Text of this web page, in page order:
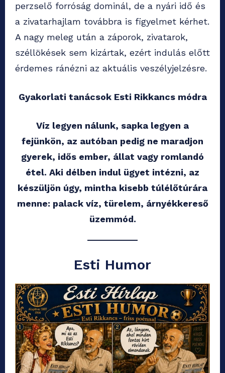
perzselő forróság dominál, de a nyári idő és
a zivatarhajlam továbbra is figyelmet kérhet.
A nagy meleg után a záporok, zivatarok,
széllökések sem kizártak, ezért indulás előtt
érdemes ránézni az aktuális veszélyjelzésre.
Gyakorlati tanácsok Esti Rikkancs módra
Víz legyen nálunk, sapka legyen a
fejünkön, az autóban pedig ne maradjon
gyerek, idős ember, állat vagy romlandó
étel. Aki délben indul ügyet intézni, az
készüljön úgy, mintha kisebb túlélőtúrára
menne: palack víz, türelem, árnyékkereső
üzemmód.
Esti Humor